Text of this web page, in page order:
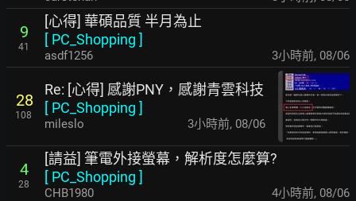
9
41
[心得] 華碩品質 半月為止
[ PC_Shopping ]
asdf1256 3小時前, 08/06
28
108
Re: [心得] 感謝PNY，感謝青雲科技
[ PC_Shopping ]
mileslo 3小時前, 08/06
4
28
[請益] 筆電外接螢幕，解析度怎麼算?
[ PC_Shopping ]
CHB1980 4小時前, 08/06